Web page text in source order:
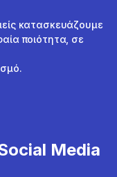
κατασκευάζουμε
ποιότητα, σε
Media